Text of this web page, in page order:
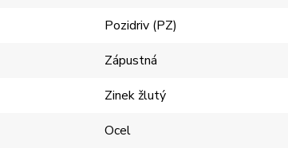
Pozidriv (PZ)
Zápustná
Zinek žlutý
Ocel